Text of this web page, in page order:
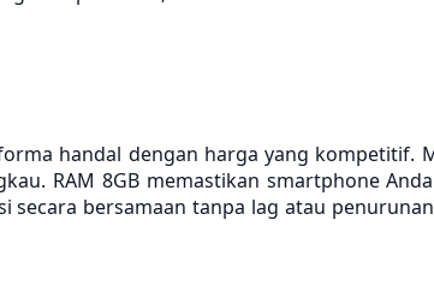
handal dengan harga yang kompetitif.
RAM 8GB memastikan smartphone
bersamaan tanpa lag atau